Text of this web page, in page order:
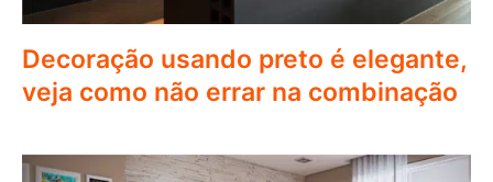
Decoração usando preto é elegante,
veja como não errar na combinação